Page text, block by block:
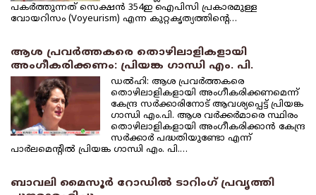
പകര്‍ത്തുന്നത് സെക്ഷന്‍ 354ഇ ഐപിസി പ്രകാരമുള്ള
വോയറിസം (Voyeurism) എന്ന കുറ്റകൃത്യത്തിന്റെ…
ആശ പ്രവര്‍ത്തകരെ തൊഴിലാളികളായി
അംഗീകരിക്കണം: പ്രിയങ്ക ഗാന്ധി എം. പി.
ഡല്‍ഹി: ആശ പ്രവര്‍ത്തകരെ
തൊഴിലാളികളായി അംഗീകരിക്കണമെന്ന്
കേന്ദ്ര സര്‍ക്കാരിനോട് ആവശ്യപ്പെട്ട് പ്രിയങ്ക
ഗാന്ധി എം.പി. ആശ വര്‍ക്കര്‍മാരെ സ്ഥിരം
തൊഴിലാളികളായി അംഗീകരിക്കാന്‍ കേന്ദ്ര
സര്‍ക്കാര്‍ പദ്ധതിയുണ്ടോ എന്ന്
പാര്‍ലമെന്റില്‍ പ്രിയങ്ക ഗാന്ധി എം. പി.…
ബാവലി മൈസൂര്‍ റോഡില്‍ ടാറിംഗ് പ്രവൃത്തി